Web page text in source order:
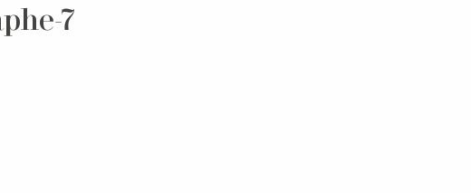
7